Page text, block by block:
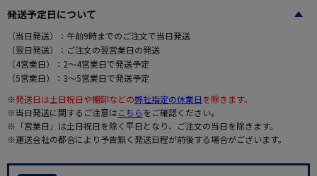
発送予定日について
（当日発送）：午前9時までのご注文で当日発送
（翌日発送）：ご注文の翌営業日の発送
（4営業日）：2～4営業日で発送予定
（5営業日）：3～5営業日で発送予定
※発送日は土日祝日や棚卸などの弊社指定の休業日を除きます。
※当日発送に関するご注意はこちらをご確認ください。
※「営業日」は土日祝日を除く平日となり、ご注文の当日を除きます。
※運送会社の都合により予告無く発送日程が前後する場合がございます。